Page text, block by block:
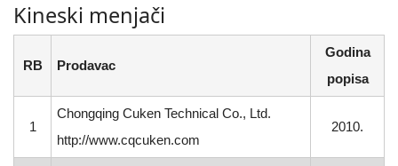
Kineski menjači
RB Prodavac
Godina
popisa
1
Chongqing Cuken Technical Co., Ltd.
http://www.cqcuken.com
2010.